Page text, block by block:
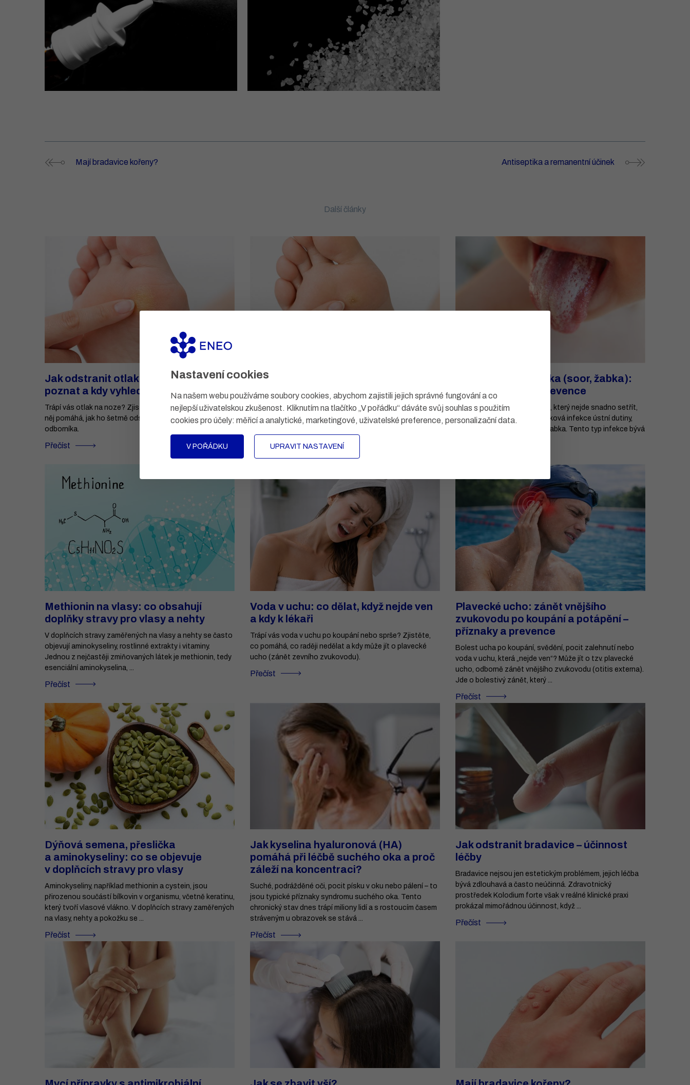
Nastavení cookies
Na našem webu používáme soubory cookies, abychom zajistili jejich správné fungování a co
nejlepší uživatelskou zkušenost. Kliknutím na tlačítko „V pořádku“ dáváte svůj souhlas s použitím
cookies pro účely: měřicí a analytické, marketingové, uživatelské preference, personalizační data.
V POŘÁDKU UPRAVIT NASTAVENÍ
Mají bradavice kořeny? Antiseptika a remanentní účinek
Další články
Jak odstranit otlak: co pomáhá, jak ho
poznat a kdy vyhledat odborníka
Trápí vás otlak na noze? Zjistěte, jak poznat otlak, co na
něj pomáhá, jak ho šetrně odstranit doma a kdy vyhledat
odborníka.
Přečíst
Jak se zbavit kuřího oka: jak ho
poznat, odstranit a kdy jít
k odborníkovi
Trápí vás kuří oko na noze? Zjistěte, jak poznat kuří oko,
Přečíst
Moučnivka u miminka (soor, žabka):
příznaky, léčba a prevence
Bílý povlak na jazyku miminka, který nejde snadno setřít,
může být moučnivka – kvasinková infekce ústní dutiny,
známá také jako soor nebo žabka. Tento typ infekce bývá
Methionin na vlasy: co obsahují
doplňky stravy pro vlasy a nehty
V doplňcích stravy zaměřených na vlasy a nehty se často
objevují aminokyseliny, rostlinné extrakty i vitaminy.
Jednou z nejčastěji zmiňovaných látek je methionin, tedy
esenciální aminokyselina, ...
Přečíst
Voda v uchu: co dělat, když nejde ven
a kdy k lékaři
Trápí vás voda v uchu po koupání nebo sprše? Zjistěte,
co pomáhá, co raději nedělat a kdy může jít o plavecké
ucho (zánět zevního zvukovodu).
Přečíst
Plavecké ucho: zánět vnějšího
zvukovodu po koupání a potápění –
příznaky a prevence
Bolest ucha po koupání, svědění, pocit zalehnutí nebo
voda v uchu, která „nejde ven“? Může jít o tzv. plavecké
ucho, odborně zánět vnějšího zvukovodu (otitis externa).
Jde o bolestivý zánět, který ...
Přečíst
Dýňová semena, přeslička
a aminokyseliny: co se objevuje
v doplňcích stravy pro vlasy
Aminokyseliny, například methionin a cystein, jsou
přirozenou součástí bílkovin v organismu, včetně keratinu,
který tvoří vlasové vlákno. V doplňcích stravy zaměřených
na vlasy, nehty a pokožku se ...
Přečíst
Jak kyselina hyaluronová (HA)
pomáhá při léčbě suchého oka a proč
záleží na koncentraci?
Suché, podrážděné oči, pocit písku v oku nebo pálení – to
jsou typické příznaky syndromu suchého oka. Tento
chronický stav dnes trápí miliony lidí a s rostoucím časem
stráveným u obrazovek se stává ...
Přečíst
Jak odstranit bradavice – účinnost
léčby
Bradavice nejsou jen estetickým problémem, jejich léčba
bývá zdlouhavá a často neúčinná. Zdravotnický
prostředek Kolodium forte však v reálné klinické praxi
prokázal mimořádnou účinnost, když ...
Přečíst